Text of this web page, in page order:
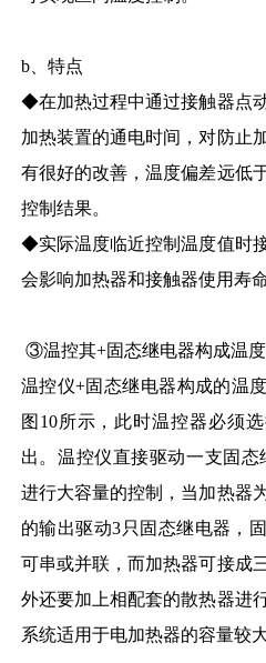
b、特点
◆在加热过程中通过接触器点
加热装置的通电时间，对防止
有很好的改善，温度偏差远低
控制结果。
◆实际温度临近控制温度值时
会影响加热器和接触器使用寿命
③温控其+固态继电器构成温
温控仪+固态继电器构成的温
图10所示，此时温控器必须
出。温控仪直接驱动一支固态
进行大容量的控制，当加热器
的输出驱动3只固态继电器，
可串或并联，而加热器可接成
外还要加上相配套的散热器进
系统适用于电加热器的容量较